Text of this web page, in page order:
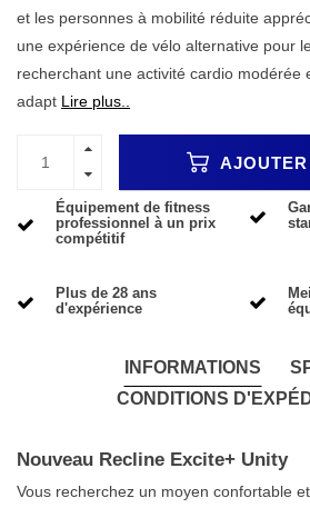
et les personnes à mobilité réduite
une expérience de vélo alternative pour
recherchant une activité cardio modérée
adapt Lire plus..
Équipement de fitness
professionnel à un prix
compétitif
Plus de 28 ans
d'expérience
INFORMATIONS
CONDITIONS
Nouveau Recline Excite+ Unity
Vous recherchez un moyen confortable